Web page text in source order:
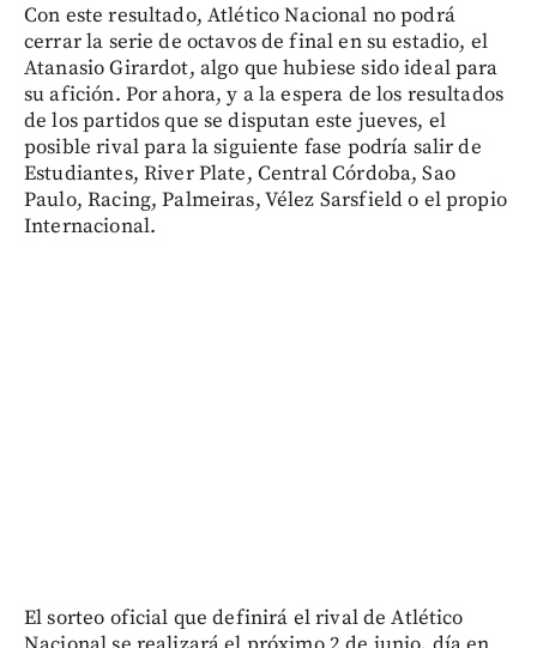
Con este resultado, Atlético Nacional no podrá
cerrar la serie de octavos de final en su estadio, el
Atanasio Girardot, algo que hubiese sido ideal para
su afición. Por ahora, y a la espera de los resultados
de los partidos que se disputan este jueves, el
posible rival para la siguiente fase podría salir de
Estudiantes, River Plate, Central Córdoba, Sao
Paulo, Racing, Palmeiras, Vélez Sarsfield o el propio
Internacional.
El sorteo oficial que definirá el rival de Atlético